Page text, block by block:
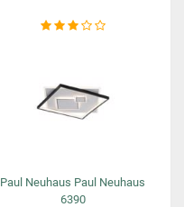
Paul Neuhaus Paul Neuhaus
6390